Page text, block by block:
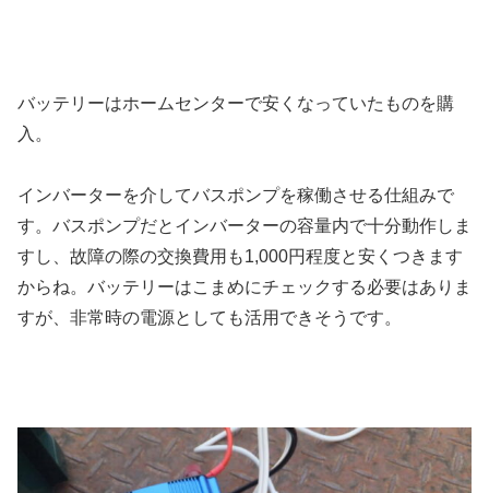
バッテリーはホームセンターで安くなっていたものを購
入。
インバーターを介してバスポンプを稼働させる仕組みで
す。バスポンプだとインバーターの容量内で十分動作しま
すし、故障の際の交換費用も1,000円程度と安くつきます
からね。 バッテリーはこまめにチェックする必要はありま
すが、非常時の電源としても活用できそうです。